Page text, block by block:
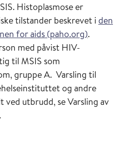
Histoplasmose er
tilstander beskrevet i den
for aids (paho.org).
med påvist HIV-
til MSIS som
gruppe A. Varsling til
og andre
utbrudd, se Varsling av